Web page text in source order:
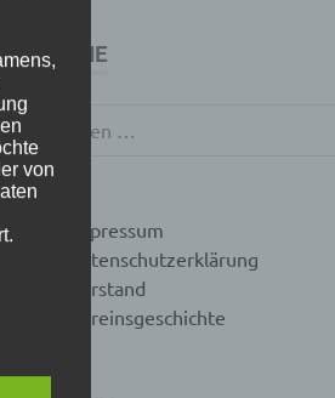
SUCHE
nach:
Impressum
Datenschutzerklärung
Vorstand
Vereinsgeschichte
von